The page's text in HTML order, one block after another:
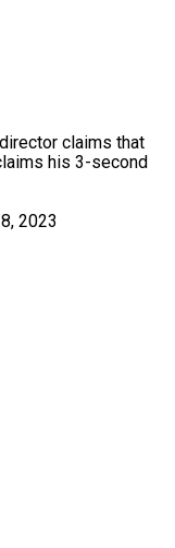
claims that
his 3-second
2023